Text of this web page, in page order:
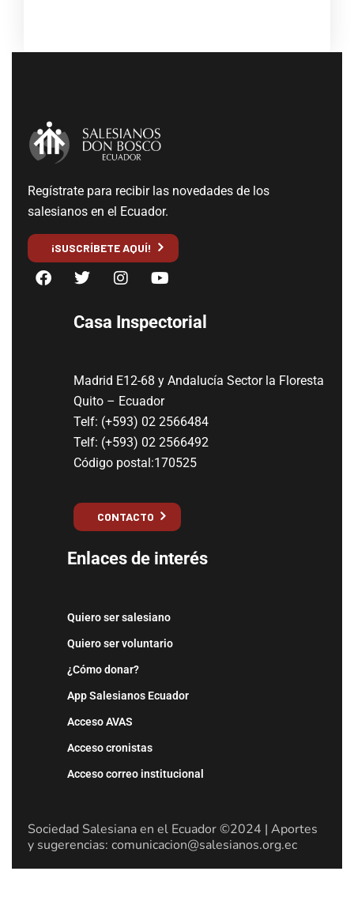
Regístrate para recibir las novedades de los
salesianos en el Ecuador.
¡SUSCRÍBETE AQUÍ!
Casa Inspectorial
Madrid E12-68 y Andalucía Sector la Floresta
Quito – Ecuador
Telf: (+593) 02 2566484
Telf: (+593) 02 2566492
Código postal:170525
CONTACTO
Enlaces de interés
Quiero ser salesiano
Quiero ser voluntario
¿Cómo donar?
App Salesianos Ecuador
Acceso AVAS
Acceso cronistas
Acceso correo institucional
Sociedad Salesiana en el Ecuador ©2024 | Aportes
y sugerencias: comunicacion@salesianos.org.ec